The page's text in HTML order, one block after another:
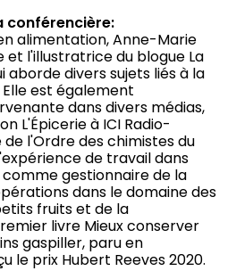
conférencière:
alimentation, Anne-Marie
et l'illustratrice du blogue La
aborde divers sujets liés à la
est également
dans divers médias,
L'Épicerie à ICI Radio-
l'Ordre des chimistes du
de travail dans
gestionnaire de la
dans le domaine des
fruits et de la
livre Mieux conserver
gaspiller, paru en
le prix Hubert Reeves 2020.